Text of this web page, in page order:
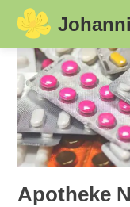
Skip
content
Apotheke